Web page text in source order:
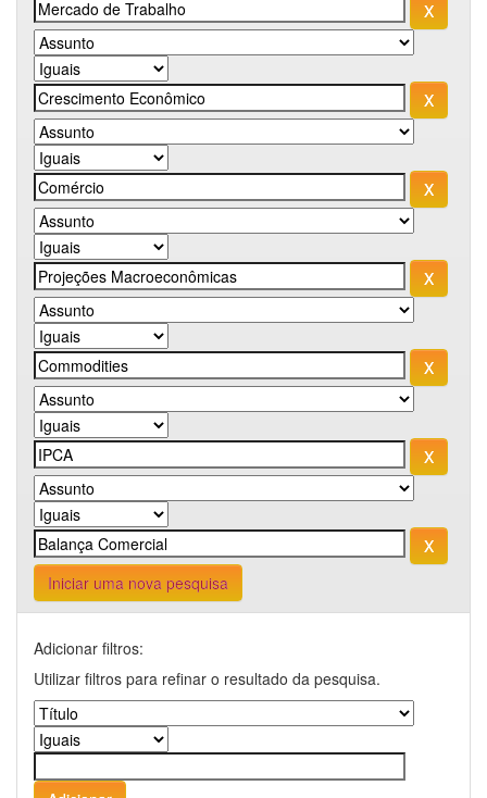
Iniciar uma nova pesquisa
Adicionar filtros:
Utilizar filtros para refinar o resultado da pesquisa.